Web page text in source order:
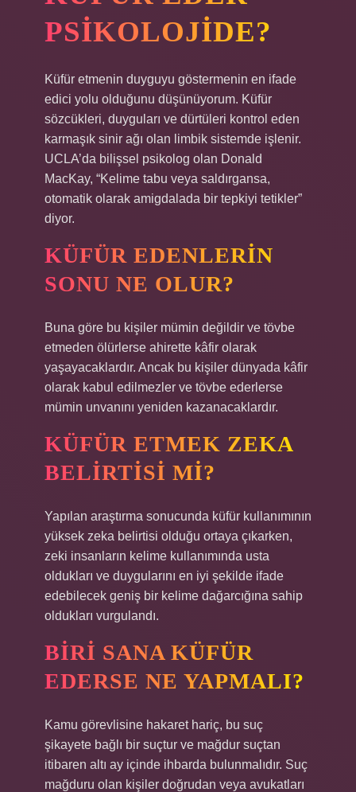
PSIKOLOJIDE?
Küfür etmenin duyguyu göstermenin en ifade
edici yolu olduğunu düşünüyorum. Küfür
sözcükleri, duyguları ve dürtüleri kontrol eden
karmaşık sinir ağı olan limbik sistemde işlenir.
UCLA’da bilişsel psikolog olan Donald
MacKay, “Kelime tabu veya saldırgansa,
otomatik olarak amigdalada bir tepkiyi tetikler”
diyor.
KÜFÜR EDENLERIN
SONU NE OLUR?
Buna göre bu kişiler mümin değildir ve tövbe
etmeden ölürlerse ahirette kâfir olarak
yaşayacaklardır. Ancak bu kişiler dünyada kâfir
olarak kabul edilmezler ve tövbe ederlerse
mümin unvanını yeniden kazanacaklardır.
KÜFÜR ETMEK ZEKA
BELIRTISI MI?
Yapılan araştırma sonucunda küfür kullanımının
yüksek zeka belirtisi olduğu ortaya çıkarken,
zeki insanların kelime kullanımında usta
oldukları ve duygularını en iyi şekilde ifade
edebilecek geniş bir kelime dağarcığına sahip
oldukları vurgulandı.
BIRI SANA KÜFÜR
EDERSE NE YAPMALI?
Kamu görevlisine hakaret hariç, bu suç
şikayete bağlı bir suçtur ve mağdur suçtan
itibaren altı ay içinde ihbarda bulunmalıdır. Suç
mağduru olan kişiler doğrudan veya avukatları